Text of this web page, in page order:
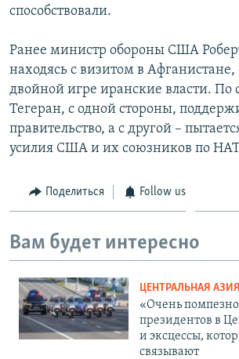
способствовали.
Ранее министр обороны США
находясь с визитом в Афганистане,
двойной игре иранские власти. По
Тегеран, с одной стороны,
правительство, а с другой –
усилия США и их союзников по
Поделиться Follow us
Вам будет интересно
ЦЕНТРАЛЬНАЯ АЗИЯ
«Очень
президентов в
и эксцессы,
связывают